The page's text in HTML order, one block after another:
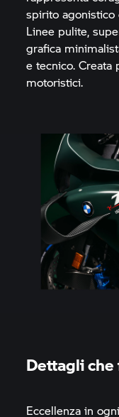
spirito agonistico
Linee pulite,
grafica
e tecnico.
motoristici.
Dettagli
Eccellenza in